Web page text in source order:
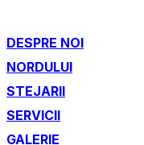
DESPRE NOI
NORDULUI
STEJARII
SERVICII
GALERIE